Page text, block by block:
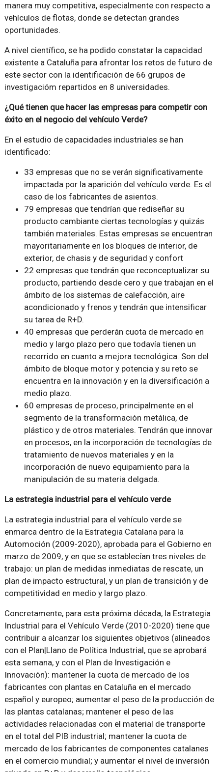
manera muy competitiva, especialmente con respecto a
vehículos de flotas, donde se detectan grandes
oportunidades.
A nivel científico, se ha podido constatar la capacidad
existente a Cataluña para afrontar los retos de futuro de
este sector con la identificación de 66 grupos de
investigacióm repartidos en 8 universidades.
¿Qué tienen que hacer las empresas para competir con
éxito en el negocio del vehículo Verde?
En el estudio de capacidades industriales se han
identificado:
33 empresas que no se verán significativamente
impactada por la aparición del vehículo verde. Es el
caso de los fabricantes de asientos.
79 empresas que tendrían que rediseñar su
producto cambiante ciertas tecnologías y quizás
también materiales. Estas empresas se encuentran
mayoritariamente en los bloques de interior, de
exterior, de chasis y de seguridad y confort
22 empresas que tendrán que reconceptualizar su
producto, partiendo desde cero y que trabajan en el
ámbito de los sistemas de calefacción, aire
acondicionado y frenos y tendrán que intensificar
su tarea de R+D.
40 empresas que perderán cuota de mercado en
medio y largo plazo pero que todavía tienen un
recorrido en cuanto a mejora tecnológica. Son del
ámbito de bloque motor y potencia y su reto se
encuentra en la innovación y en la diversificación a
medio plazo.
60 empresas de proceso, principalmente en el
segmento de la transformación metálica, de
plástico y de otros materiales. Tendrán que innovar
en procesos, en la incorporación de tecnologías de
tratamiento de nuevos materiales y en la
incorporación de nuevo equipamiento para la
manipulación de su materia delgada.
La estrategia industrial para el vehículo verde
La estrategia industrial para el vehículo verde se
enmarca dentro de la Estrategia Catalana para la
Automoción (2009-2020), aprobada para el Gobierno en
marzo de 2009, y en que se establecían tres niveles de
trabajo: un plan de medidas inmediatas de rescate, un
plan de impacto estructural, y un plan de transición y de
competitividad en medio y largo plazo.
Concretamente, para esta próxima década, la Estrategia
Industrial para el Vehículo Verde (2010-2020) tiene que
contribuir a alcanzar los siguientes objetivos (alineados
con el Plan|Llano de Política Industrial, que se aprobará
esta semana, y con el Plan de Investigación e
Innovación): mantener la cuota de mercado de los
fabricantes con plantas en Cataluña en el mercado
español y europeo; aumentar el peso de la producción de
las plantas catalanas; mantener el peso de las
actividades relacionadas con el material de transporte
en el total del PIB industrial; mantener la cuota de
mercado de los fabricantes de componentes catalanes
en el comercio mundial; y aumentar el nivel de inversión